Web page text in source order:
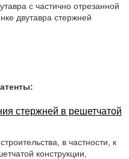
с частично отрезанной
двутавра стержней
стержней в решетчатой
в частности, к
конструкции,